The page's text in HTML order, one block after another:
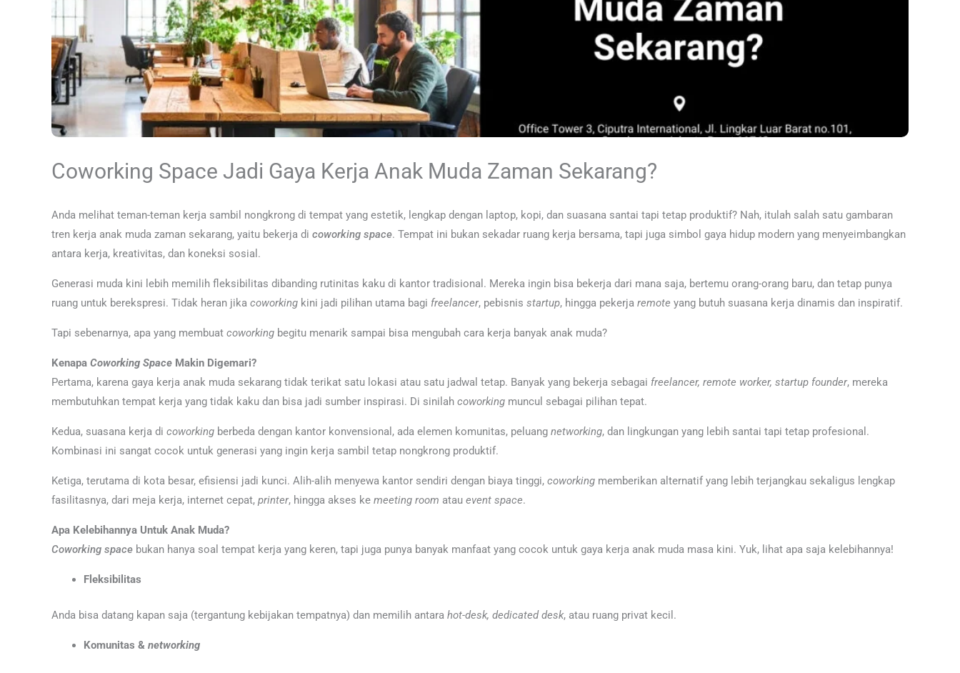
Coworking Space Jadi Gaya Kerja Anak Muda Zaman Sekarang?
Anda melihat teman-teman kerja sambil nongkrong di tempat yang estetik, lengkap dengan laptop, kopi, dan suasana santai tapi tetap produktif? Nah, itulah salah satu gambaran
tren kerja anak muda zaman sekarang, yaitu bekerja di coworking space. Tempat ini bukan sekadar ruang kerja bersama, tapi juga simbol gaya hidup modern yang menyeimbangkan
antara kerja, kreativitas, dan koneksi sosial.
Generasi muda kini lebih memilih fleksibilitas dibanding rutinitas kaku di kantor tradisional. Mereka ingin bisa bekerja dari mana saja, bertemu orang-orang baru, dan tetap punya
ruang untuk berekspresi. Tidak heran jika coworking kini jadi pilihan utama bagi freelancer, pebisnis startup, hingga pekerja remote yang butuh suasana kerja dinamis dan inspiratif.
Tapi sebenarnya, apa yang membuat coworking begitu menarik sampai bisa mengubah cara kerja banyak anak muda?
Kenapa Coworking Space Makin Digemari?
Pertama, karena gaya kerja anak muda sekarang tidak terikat satu lokasi atau satu jadwal tetap. Banyak yang bekerja sebagai freelancer, remote worker, startup founder, mereka
membutuhkan tempat kerja yang tidak kaku dan bisa jadi sumber inspirasi. Di sinilah coworking muncul sebagai pilihan tepat.
Kedua, suasana kerja di coworking berbeda dengan kantor konvensional, ada elemen komunitas, peluang networking, dan lingkungan yang lebih santai tapi tetap profesional.
Kombinasi ini sangat cocok untuk generasi yang ingin kerja sambil tetap nongkrong produktif.
Ketiga, terutama di kota besar, efisiensi jadi kunci. Alih-alih menyewa kantor sendiri dengan biaya tinggi, coworking memberikan alternatif yang lebih terjangkau sekaligus lengkap
fasilitasnya, dari meja kerja, internet cepat, printer, hingga akses ke meeting room atau event space.
Apa Kelebihannya Untuk Anak Muda?
Coworking space bukan hanya soal tempat kerja yang keren, tapi juga punya banyak manfaat yang cocok untuk gaya kerja anak muda masa kini. Yuk, lihat apa saja kelebihannya!
Fleksibilitas
Anda bisa datang kapan saja (tergantung kebijakan tempatnya) dan memilih antara hot-desk, dedicated desk, atau ruang privat kecil.
Komunitas & networking